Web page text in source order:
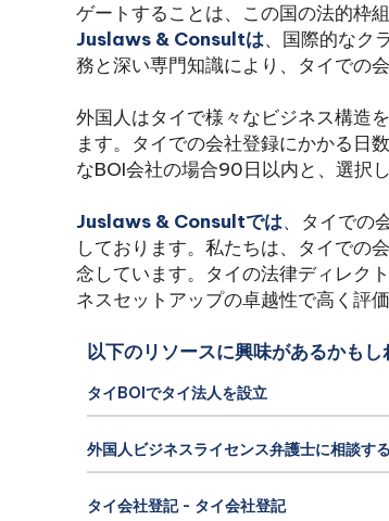
ゲートすることは、この国の法的枠
Juslaws & Consultは、国際的なク
務と深い専門知識により、タイでの
外国人はタイで様々なビジネス構造
ます。タイでの会社登録にかかる日
なBOI会社の場合90日以内と、選択
Juslaws & Consultでは、タイでの
しております。私たちは、タイでの
念しています。タイの法律ディレク
ネスセットアップの卓越性で高く評価
以下のリソースに興味があるかもし
タイBOIでタイ法人を設立
外国人ビジネスライセンス弁護士に相談する
タイ会社登記 - タイ会社登記